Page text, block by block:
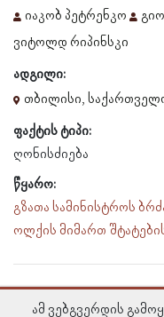
იაკობ პეტრენკო
ვიტოლდ რიპინსკი
ადგილი:
თბილისი,
ფაქტის ტიპი:
ღონისძიება
წყარო:
გზათა სამინისტროს
ოლქის მიმართ
ამ ვებგვერდის